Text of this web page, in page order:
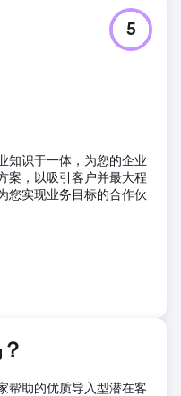
正。纠正错误，例如重
代码、无重定向或规范并
元描述
页面
5
知识于一体，为您的企业
案，以吸引客户并最大程
您实现业务目标的合作伙
帮助的优质导入型潜在客